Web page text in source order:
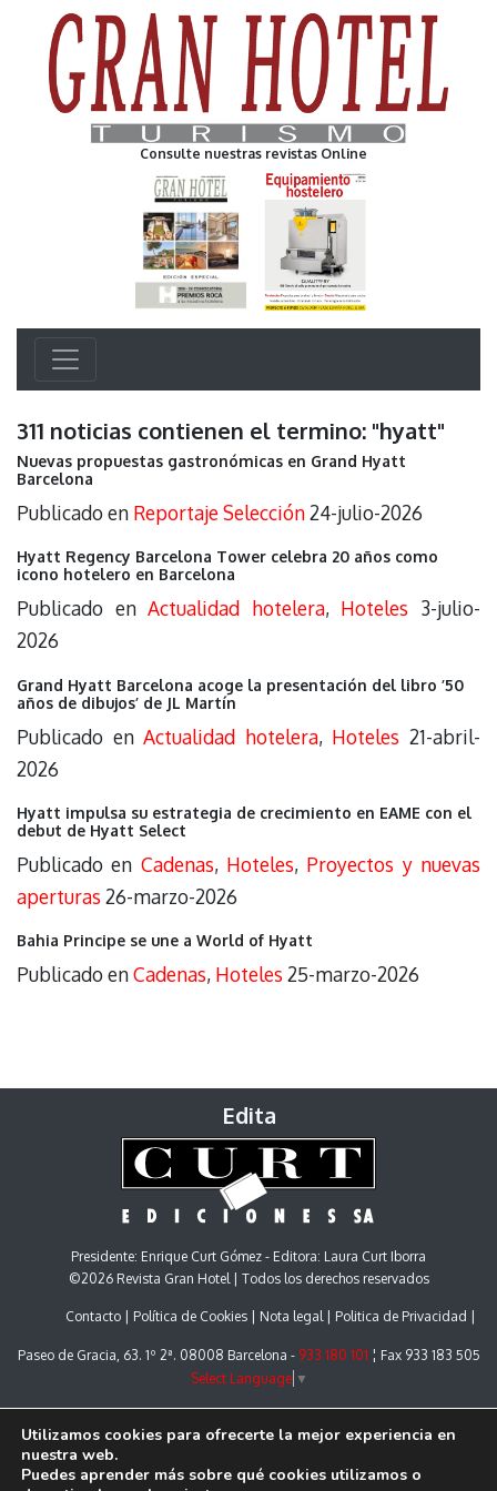
Consulte nuestras revistas Online
311 noticias contienen el termino: "hyatt"
Nuevas propuestas gastronómicas en Grand Hyatt
Barcelona
Publicado en Reportaje Selección24-julio-2026
Hyatt Regency Barcelona Tower celebra 20 años como
icono hotelero en Barcelona
Publicado enActualidad hotelera, Hoteles 3-julio-
2026
Grand Hyatt Barcelona acoge la presentación del libro ’50
años de dibujos’ de JL Martín
Publicado enActualidad hotelera, Hoteles 21-abril-
2026
Hyatt impulsa su estrategia de crecimiento en EAME con el
debut de Hyatt Select
Publicado en Cadenas, Hoteles, Proyectos y nuevas
aperturas 26-marzo-2026
Bahia Principe se une a World of Hyatt
Publicado enCadenas, Hoteles 25-marzo-2026
Edita
Presidente: Enrique Curt Gómez - Editora: Laura Curt Iborra
©2026 Revista Gran Hotel | Todos los derechos reservados
Contacto Política de Cookies Nota legal Politica de Privacidad
Paseo de Gracia, 63. 1º 2ª. 08008 Barcelona - 933 180 101 ¦ Fax 933 183 505
Select Language ▼
Utilizamos cookies para ofrecerte la mejor experiencia en
nuestra web.
Puedes aprender más sobre qué cookies utilizamos o